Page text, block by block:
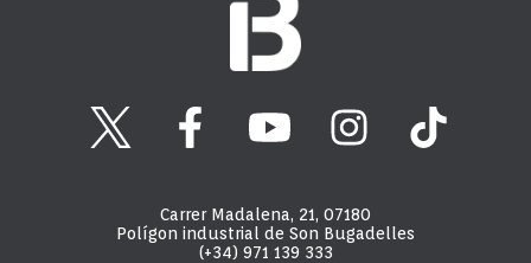
Carrer Madalena, 21, 07180
Polígon industrial de Son Bugadelles
(+34) 971 139 333